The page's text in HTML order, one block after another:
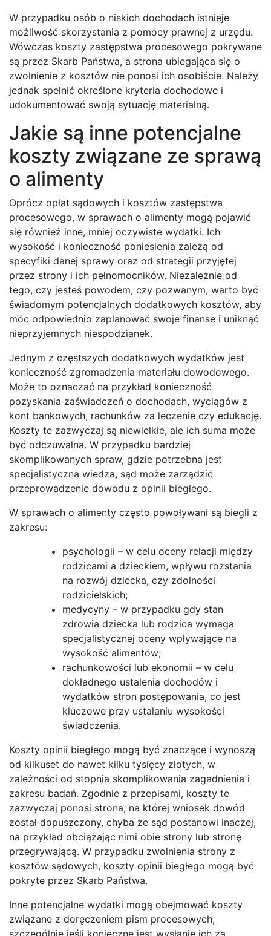
W przypadku osób o niskich dochodach istnieje
możliwość skorzystania z pomocy prawnej z urzędu.
Wówczas koszty zastępstwa procesowego pokrywane
są przez Skarb Państwa, a strona ubiegająca się o
zwolnienie z kosztów nie ponosi ich osobiście. Należy
jednak spełnić określone kryteria dochodowe i
udokumentować swoją sytuację materialną.
Jakie są inne potencjalne
koszty związane ze sprawą
o alimenty
Oprócz opłat sądowych i kosztów zastępstwa
procesowego, w sprawach o alimenty mogą pojawić
się również inne, mniej oczywiste wydatki. Ich
wysokość i konieczność poniesienia zależą od
specyfiki danej sprawy oraz od strategii przyjętej
przez strony i ich pełnomocników. Niezależnie od
tego, czy jesteś powodem, czy pozwanym, warto być
świadomym potencjalnych dodatkowych kosztów, aby
móc odpowiednio zaplanować swoje finanse i uniknąć
nieprzyjemnych niespodzianek.
Jednym z częstszych dodatkowych wydatków jest
konieczność zgromadzenia materiału dowodowego.
Może to oznaczać na przykład konieczność
pozyskania zaświadczeń o dochodach, wyciągów z
kont bankowych, rachunków za leczenie czy edukację.
Koszty te zazwyczaj są niewielkie, ale ich suma może
być odczuwalna. W przypadku bardziej
skomplikowanych spraw, gdzie potrzebna jest
specjalistyczna wiedza, sąd może zarządzić
przeprowadzenie dowodu z opinii biegłego.
W sprawach o alimenty często powoływani są biegli z
zakresu:
psychologii – w celu oceny relacji między
rodzicami a dzieckiem, wpływu rozstania
na rozwój dziecka, czy zdolności
rodzicielskich;
medycyny – w przypadku gdy stan
zdrowia dziecka lub rodzica wymaga
specjalistycznej oceny wpływające na
wysokość alimentów;
rachunkowości lub ekonomii – w celu
dokładnego ustalenia dochodów i
wydatków stron postępowania, co jest
kluczowe przy ustalaniu wysokości
świadczenia.
Koszty opinii biegłego mogą być znaczące i wynoszą
od kilkuset do nawet kilku tysięcy złotych, w
zależności od stopnia skomplikowania zagadnienia i
zakresu badań. Zgodnie z przepisami, koszty te
zazwyczaj ponosi strona, na której wniosek dowód
został dopuszczony, chyba że sąd postanowi inaczej,
na przykład obciążając nimi obie strony lub stronę
przegrywającą. W przypadku zwolnienia strony z
kosztów sądowych, koszty opinii biegłego mogą być
pokryte przez Skarb Państwa.
Inne potencjalne wydatki mogą obejmować koszty
związane z doręczeniem pism procesowych,
szczególnie jeśli konieczne jest wysłanie ich za